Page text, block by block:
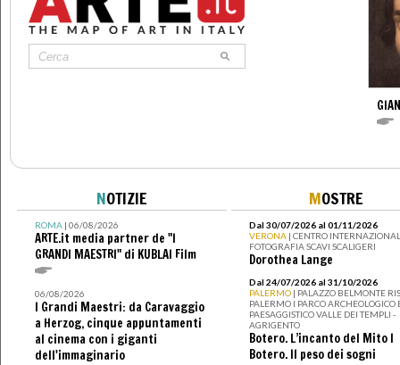
NOTIZIE
ROMA| 06/08/2026
ARTE.it media partner de "I
GRANDI MAESTRI" di KUBLAI Film
06/08/2026
I Grandi Maestri: da Caravaggio
a Herzog, cinque appuntamenti
al cinema con i giganti
dell'immaginario
MOSTRE
Dal 30/07/2026 al 01/11/2026
VERONA | CENTRO
FOTOGRAFIA SCAVI SCALIGERI
Dorothea Lange
Dal 24/07/2026 al 31/10/2026
PALERMO | PALAZZO BELMONTE
PALERMO I PARCO ARCHEOLOGICO
PAESAGGISTICO VALLE DEI TEMPLI -
AGRIGENTO
Botero. L’incanto del Mito I
Botero. Il peso dei sogni